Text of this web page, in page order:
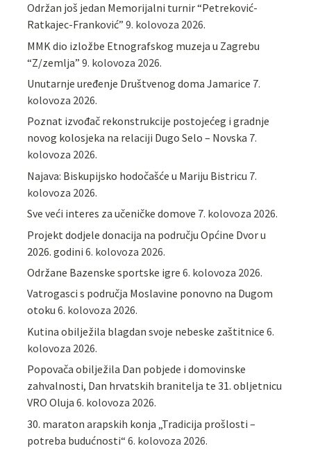
Održan još jedan Memorijalni turnir “Petreković-
Ratkajec-Franković” 9. kolovoza 2026.
MMK dio izložbe Etnografskog muzeja u Zagrebu
“Z/zemlja” 9. kolovoza 2026.
Unutarnje uređenje Društvenog doma Jamarice 7.
kolovoza 2026.
Poznat izvođač rekonstrukcije postojećeg i gradnje
novog kolosjeka na relaciji Dugo Selo – Novska 7.
kolovoza 2026.
Najava: Biskupijsko hodočašće u Mariju Bistricu 7.
kolovoza 2026.
Sve veći interes za učeničke domove 7. kolovoza 2026.
Projekt dodjele donacija na području Općine Dvor u
2026. godini 6. kolovoza 2026.
Održane Bazenske sportske igre 6. kolovoza 2026.
Vatrogasci s područja Moslavine ponovno na Dugom
otoku 6. kolovoza 2026.
Kutina obilježila blagdan svoje nebeske zaštitnice 6.
kolovoza 2026.
Popovača obilježila Dan pobjede i domovinske
zahvalnosti, Dan hrvatskih branitelja te 31. obljetnicu
VRO Oluja 6. kolovoza 2026.
30. maraton arapskih konja „Tradicija prošlosti –
potreba budućnosti“ 6. kolovoza 2026.